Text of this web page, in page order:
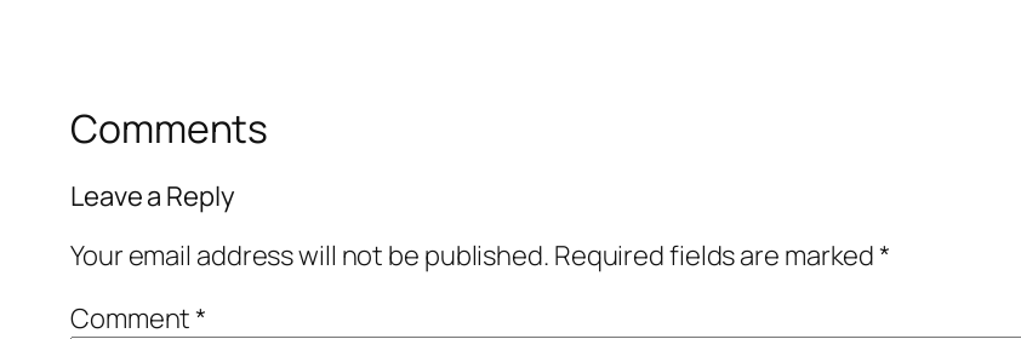
Comments
Leave a Reply
Your email address will not be published. Required fields are marked*
Comment*